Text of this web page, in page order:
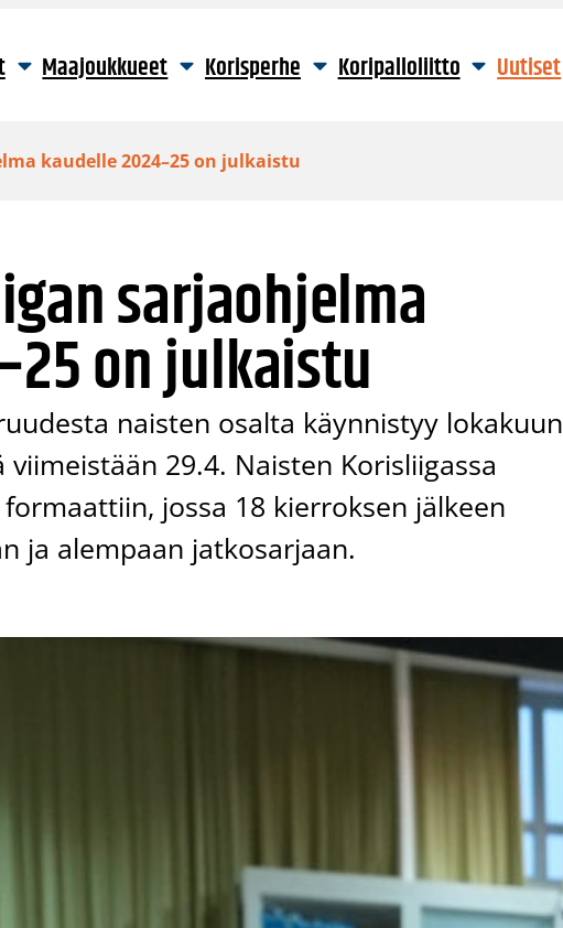
Maajoukkueet Korisperhe Koripalloliitto Uutiset
kaudelle 2024–25 on julkaistu
sarjaohjelma
on julkaistu
naisten osalta käynnistyy lokakuun
29.4. Naisten Korisliigassa
jossa 18 kierroksen jälkeen
ja alempaan jatkosarjaan.